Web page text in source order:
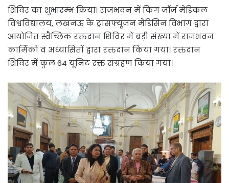
शिविर का शुभारम्भ किया। राजभवन में किंग जॉर्ज मेडिकल
विश्वविद्यालय, लखनऊ के ट्रांसफ्यूजन मेडिसिन विभाग द्वारा
आयोजित स्वैच्छिक रक्तदान शिविर में बड़ी संख्या में राजभवन
कार्मिकों व अध्यासितों द्वारा रक्तदान किया गया। रक्तदान
शिविर में कुल 64 यूनिट रक्त संग्रहण किया गया।